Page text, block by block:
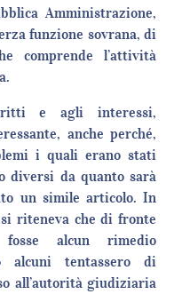
Amministrazione,
funzione sovrana, di
comprende l’attività
e agli interessi,
anche perché,
i quali erano stati
da quanto sarà
un simile articolo. In
riteneva che di fronte
alcun rimedio
alcuni tentassero di
all’autorità giudiziaria